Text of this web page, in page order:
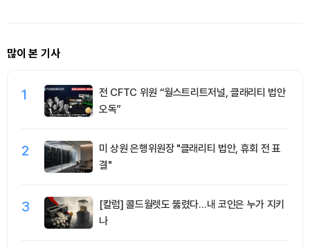
많이 본 기사
1
전 CFTC 위원 “월스트리트저널, 클래리티 법안
오독”
2
미 상원 은행위원장 "클래리티 법안, 휴회 전 표
결"
3
[칼럼] 콜드월렛도 뚫렸다…내 코인은 누가 지키
나